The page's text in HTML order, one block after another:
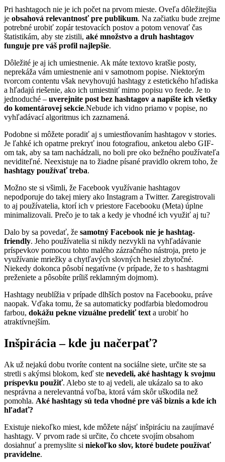
Pri hashtagoch nie je ich počet na prvom mieste. Oveľa dôležitejšia
je obsahová relevantnosť pre publikum. Na začiatku bude zrejme
potrebné urobiť zopár testovacích postov a potom venovať čas
štatistikám, aby ste zistili, aké množstvo a druh hashtagov
funguje pre váš profil najlepšie.
Dôležité je aj ich umiestnenie. Ak máte textovo kratšie posty,
neprekáža vám umiestnenie ani v samotnom popise. Niektorým
tvorcom contentu však nevyhovujú hashtagy z estetického hľadiska
a hľadajú riešenie, ako ich umiestniť mimo popisu vo feede. Je to
jednoduché – uverejnite post bez hashtagov a napíšte ich všetky
do komentárovej sekcie.Nebude ich vidno priamo v popise, no
vyhľadávací algoritmus ich zaznamená.
Podobne si môžete poradiť aj s umiestňovaním hashtagov v stories.
Je ľahké ich opatrne prekryť inou fotografiou, anketou alebo GIF-
om tak, aby sa tam nachádzali, no boli pre oko bežného používateľa
neviditeľné. Neexistuje na to žiadne písané pravidlo okrem toho, že
hashtagy používať treba.
Možno ste si všimli, že Facebook využívanie hashtagov
nepodporuje do takej miery ako Instagram a Twitter. Zaregistrovali
to aj používatelia, ktorí ich v priestore Facebooku (Meta) úplne
minimalizovali. Prečo je to tak a kedy je vhodné ich využiť aj tu?
Dalo by sa povedať, že samotný Facebook nie je hashtag-
friendly. Jeho používatelia si nikdy nezvykli na vyhľadávanie
príspevkov pomocou tohto malého zázračného nástroja, preto je
využívanie mriežky a chytľavých slovných hesiel zbytočné.
Niekedy dokonca pôsobí negatívne (v prípade, že to s hashtagmi
preženiete a pôsobíte príliš reklamným dojmom).
Hashtagy neublížia v prípade dlhších postov na Facebooku, práve
naopak. Vďaka tomu, že sa automaticky podfarbia bledomodrou
farbou, dokážu pekne vizuálne predeliť text a urobiť ho
atraktívnejším.
Inšpirácia – kde ju načerpať?
Ak už nejakú dobu tvoríte content na sociálne siete, určite ste sa
stretli s akýmsi blokom, keď ste nevedeli, aké hashtagy k svojmu
príspevku použiť. Alebo ste to aj vedeli, ale ukázalo sa to ako
nesprávna a nerelevantná voľba, ktorá vám skôr uškodila než
pomohla. Aké hashtagy sú teda vhodné pre váš biznis a kde ich
hľadať?
Existuje niekoľko miest, kde môžete nájsť inšpiráciu na zaujímavé
hashtagy. V prvom rade si určite, čo chcete svojím obsahom
dosiahnuť a premyslite si niekoľko slov, ktoré budete používať
pravidelne.